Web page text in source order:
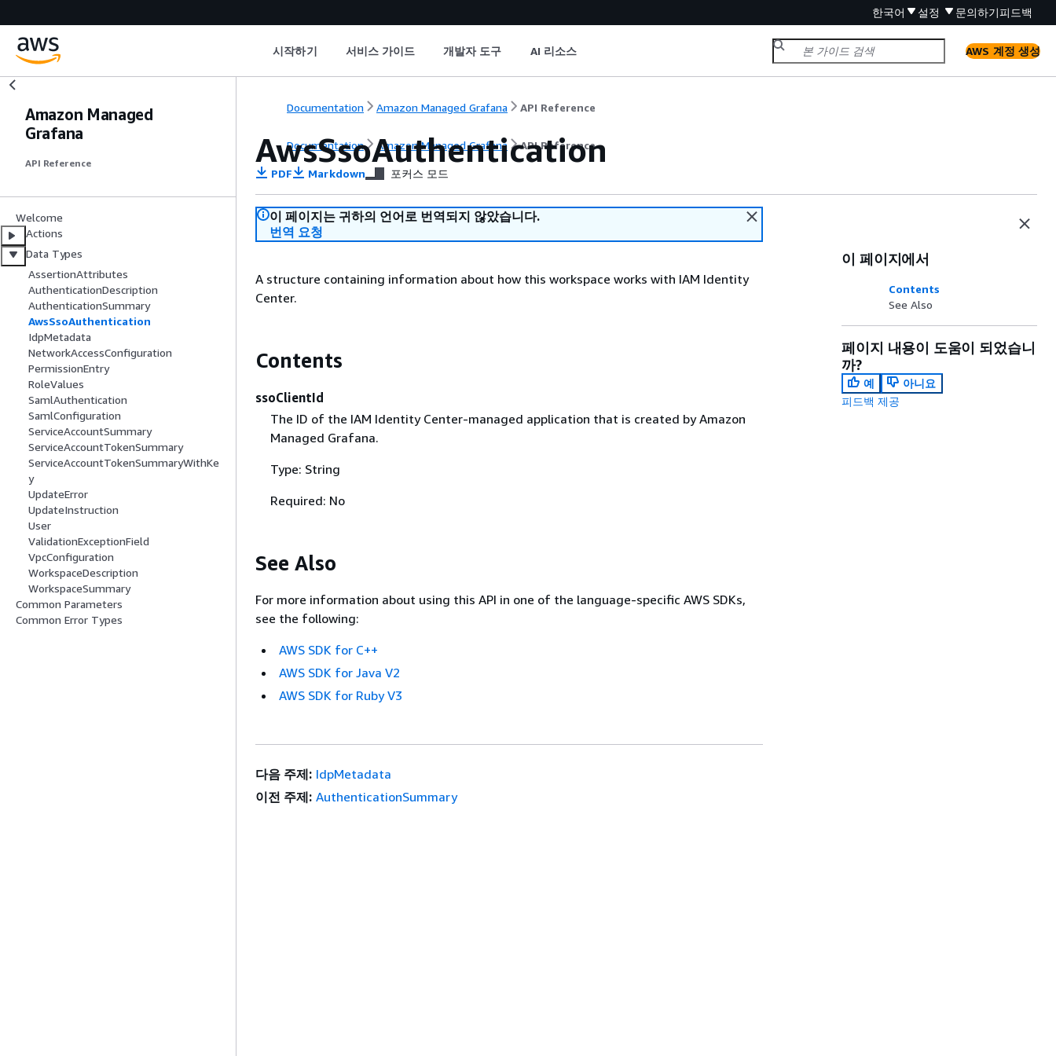
한국어 설정 문의하기피드백
시작하기 서비스 가이드 개발자 도구 AI 리소스 AWS 계정 생성
Amazon Managed
Grafana
API Reference
Welcome
Actions
Data Types
AssertionAttributes
AuthenticationDescription
AuthenticationSummary
AwsSsoAuthentication
IdpMetadata
NetworkAccessConfiguration
PermissionEntry
RoleValues
SamlAuthentication
SamlConfiguration
ServiceAccountSummary
ServiceAccountTokenSummary
ServiceAccountTokenSummaryWithKe
y
UpdateError
UpdateInstruction
User
ValidationExceptionField
VpcConfiguration
WorkspaceDescription
WorkspaceSummary
Common Parameters
Common Error Types
Documentation Amazon Managed Grafana API Reference
Documentation Amazon Managed Grafana API Reference
AwsSsoAuthentication
PDF Markdown 포커스 모드
이 페이지는 귀하의 언어로 번역되지 않았습니다.
번역 요청
A structure containing information about how this workspace works with IAM Identity
Center.
Contents
ssoClientId
The ID of the IAM Identity Center-managed application that is created by Amazon
Managed Grafana.
Type: String
Required: No
See Also
For more information about using this API in one of the language-specific AWS SDKs,
see the following:
AWS SDK for C++
AWS SDK for Java V2
AWS SDK for Ruby V3
이 페이지에서
Contents
See Also
페이지 내용이 도움이 되었습니
까?
예
아니요
피드백 제공
다음 주제: IdpMetadata
이전 주제: AuthenticationSummary